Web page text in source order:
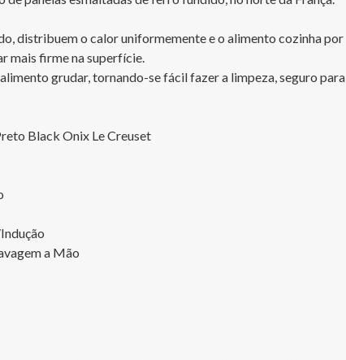
distribuem o calor uniformemente e o alimento cozinha por
mais firme na superfície.
grudar, tornando-se fácil fazer a limpeza, seguro para
Black Onix Le Creuset
a Mão